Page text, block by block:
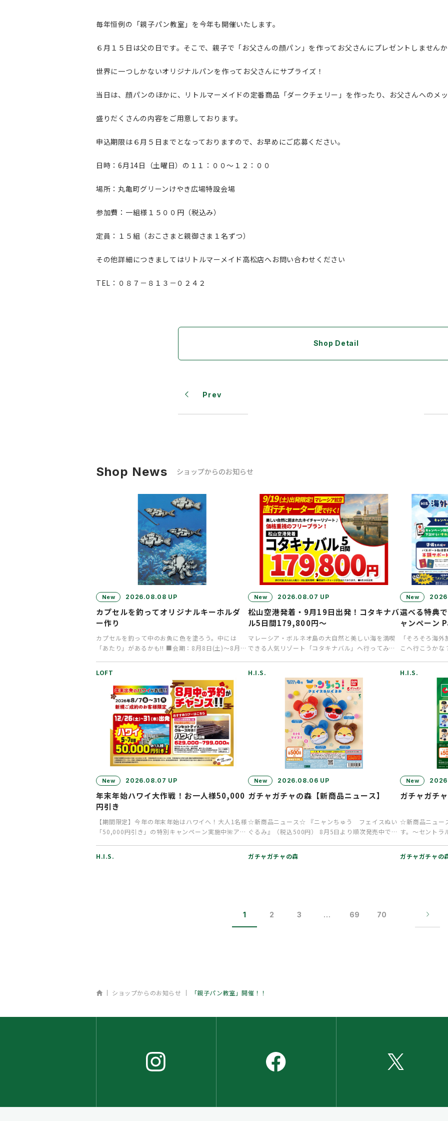
毎年恒例の「親子パン教室」を今年も開催いたします。
６月１５日は父の日です。そこで、親子で「お父さんの顔パン」を作ってお父さんにプレゼントしません
世界に一つしかないオリジナルパンを作ってお父さんにサプライズ！
当日は、顔パンのほかに、リトルマーメイドの定番商品「ダークチェリー」を作ったり、お父さんへのメ
盛りだくさんの内容をご用意しております。
申込期限は６月５日までとなっておりますので、お早めにご応募ください。
日時：6月14日（土曜日）の１１：００～１２：００
場所：丸亀町グリーンけやき広場特設会場
参加費：一組様１５００円（税込み）
定員：１５組（おこさまと親御さま１名ずつ）
その他詳細につきましてはリトルマーメイド高松店へお問い合わせください
TEL：０８７－８１３－０２４２
Shop Detail
Prev
Shop News ショップからのお知らせ
New 2026.08.08 UP
カプセルを釣ってオリジナルキーホルダ
ー作り
カプセルを釣って中のお魚に色を塗ろう。中には
「あたり」があるかも!! ■会期：8月8日(土)～8月9
LOFT
New 2026.08.07 UP
松山空港発着・9月19日出発！コタキナバ
ル5日間179,800円～
マレーシア・ボルネオ島の大自然と美しい海を満喫
できる人気リゾート「コタキナバル」へ行ってみま
H.I.S.
New
選べる特典
ャンペーン
「そろそろ海
こへ行こうかな
H.I.S.
New 2026.08.07 UP
年末年始ハワイ大作戦！お一人様50,000
円引き
【期間限定】今年の年末年始はハワイへ！大人1名様
「50,000円引き」の特別キャンペーン実施中🌺アロ
H.I.S.
New 2026.08.06 UP
ガチャガチャの森【新商品ニュース】
☆新商品ニュース☆ 『ニャンちゅう フェイスぬい
ぐるみ』（税込500円） 8月5日より順次発売中で
ガチャガチャの森
New
ガチャガチ
☆新商品ニュ
す。～セント
ガチャガチャの
1 2 3 … 69 70
ホーム
ショップからのお知らせ 「親子パン教室」開催！！